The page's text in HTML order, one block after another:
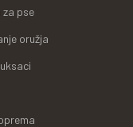
za pse
oružja